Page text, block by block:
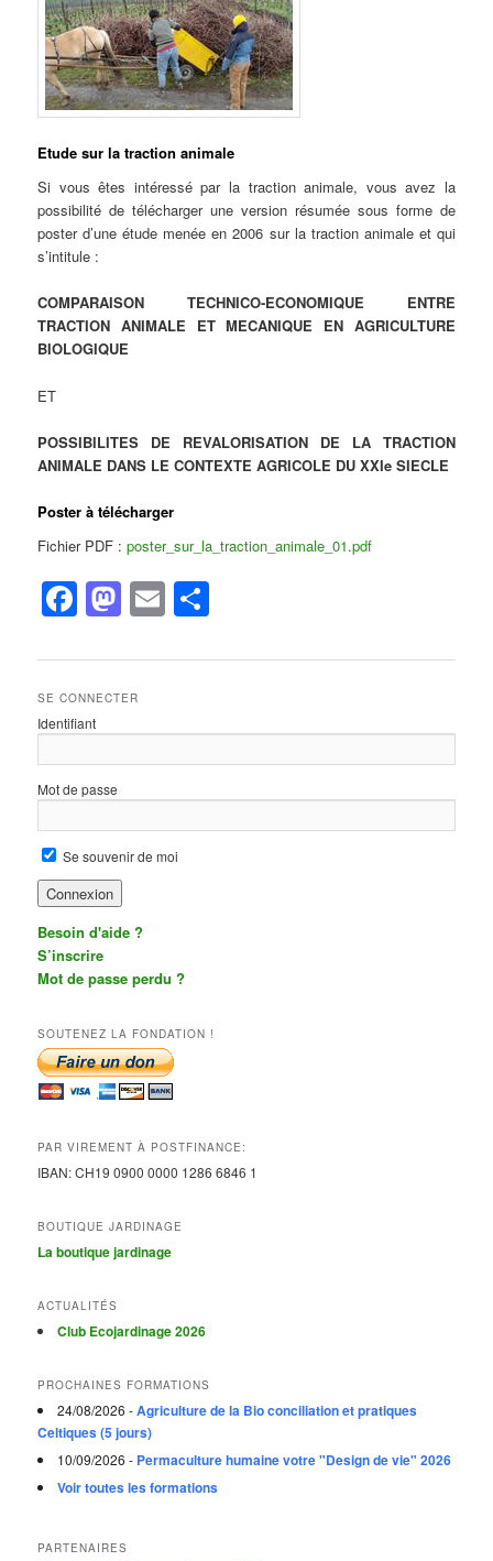
Etude sur la traction animale
Si vous êtes intéressé par la traction animale, vous avez la
possibilité de télécharger une version résumée sous forme de
poster d’une étude menée en 2006 sur la traction animale et qui
s’intitule :
COMPARAISON TECHNICO-ECONOMIQUE ENTRE
TRACTION ANIMALE ET MECANIQUE EN AGRICULTURE
BIOLOGIQUE
ET
POSSIBILITES DE REVALORISATION DE LA TRACTION
ANIMALE DANS LE CONTEXTE AGRICOLE DU XXIe SIECLE
Poster à télécharger
Fichier PDF :poster_sur_la_traction_animale_01.pdf
Facebook
Mastodon
Email
SE CONNECTER
Identifiant
Mot de passe
Se souvenir de moi
Besoin d'aide ?
S’inscrire
Mot de passe perdu ?
SOUTENEZ LA FONDATION !
PAR VIREMENT À POSTFINANCE:
IBAN:CH19 0900 0000 1286 6846 1
BOUTIQUE JARDINAGE
La boutique jardinage
ACTUALITÉS
Club Ecojardinage 2026
PROCHAINES FORMATIONS
24/08/2026 -Agriculture de la Bio conciliation et pratiques
Celtiques (5 jours)
10/09/2026 - Permaculture humaine votre "Design de vie" 2026
Voir toutes les formations
PARTENAIRES